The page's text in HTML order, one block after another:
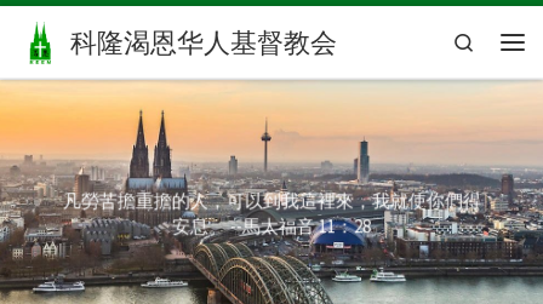
Skip to content
科隆渴恩华人基督教会
Search
凡勞苦擔重擔的人，可以到我這裡來，我就使你們得
安息。 --馬太福音 11：28